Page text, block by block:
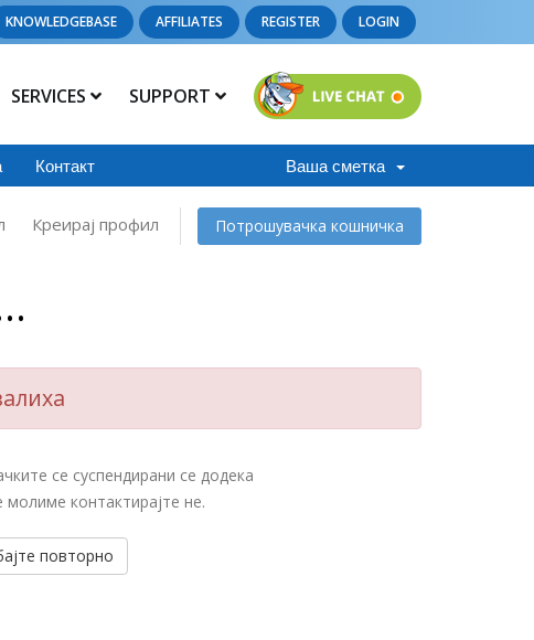
KNOWLEDGEBASE AFFILIATES REGISTER LOGIN
SERVICES SUPPORT
Контакт Ваша сметка
Креирај профил Потрошувачка кошничка
се суспендирани се додека
контактирајте не.
повторно